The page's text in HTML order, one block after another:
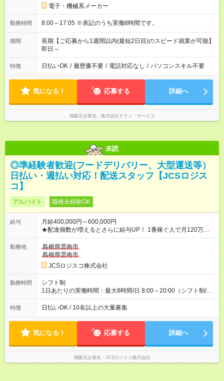
電子・機械系メーカー
勤務時間 8:00～17:05 ※表記のうち実働8時間です。
期間
長期【ご応募から1週間以内(最短2日目)のスピード就業が可能】
即日～
特徴 日払いOK / 履歴書不要 / 電話対応なし / パソコンスキル不要
気になる！ 応募する 詳細へ
掲載元企業名 株式会社テクノ・サービス
未読
◎準経験者歓迎(フードデリバリー、大型運送等）
日払い・週払い対応！配送スタッフ【JCSロジス
コ】
アルバイト 職種未経験OK
給与
月給400,000円～600,000円
★配達個数が増えるとさらに給与UP！ 1番稼ぐ人で月120万ほ
ど！ ・主要都市エリア 月収55万円／週5日稼働 月収65万~112
万円／週6日稼働 ・地方郊外エリア 月収40万円／週5日稼働 月
収40万円~50万円／週6日稼働 ＜モデルイメージ＞ ■月収50万
円 (27歳男性/江東区在住)※元建築関係 1日150個配達×25日勤務
(日休み) ■月収80万円(43歳男性/墨田区在住)※元営業 1日200個
勤務地
島根県雲南市
島根県雲南市
JCSロジスコ株式会社
勤務時間
シフト制
1日あたりの実働時間：最大8時間/日 8:00～20:00（シフト制/実
働8時間） ※週5日勤務（場所次第では週4も有り） ※配達状況に
よって時間外での勤務可能性有り ※案件により多少の前後あり
特徴 日払いOK / 10名以上の大量募集
気になる！ 応募する 詳細へ
掲載元企業名 JCSロジスコ株式会社